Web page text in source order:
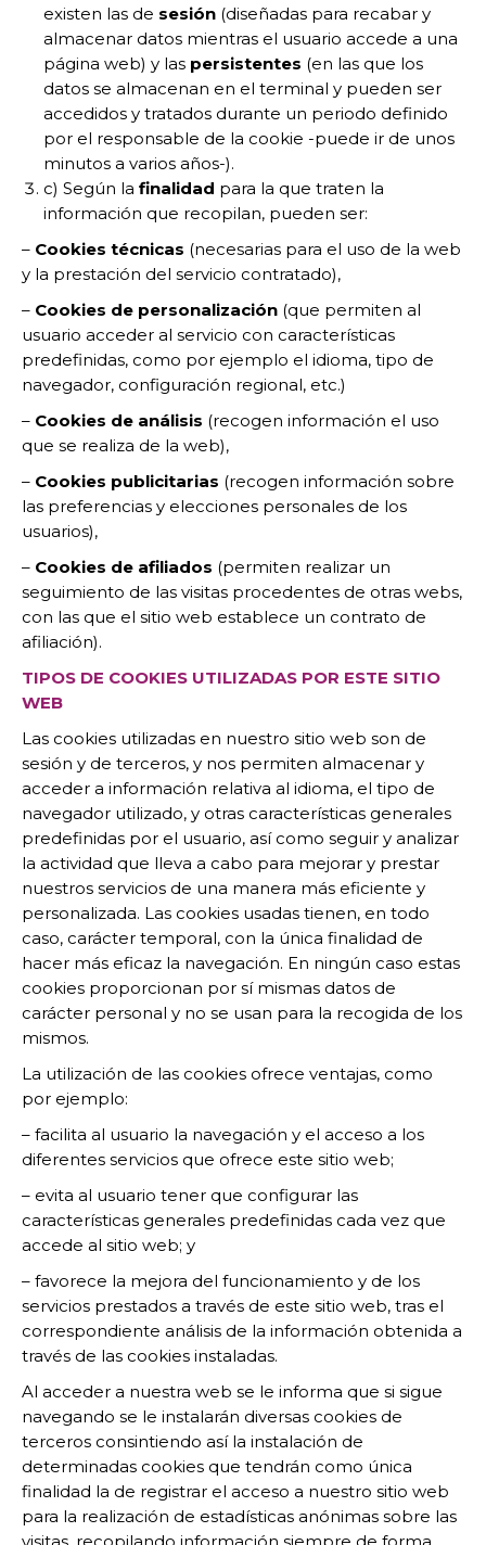
existen las de sesión (diseñadas para recabar y
almacenar datos mientras el usuario accede a una
página web) y las persistentes (en las que los
datos se almacenan en el terminal y pueden ser
accedidos y tratados durante un periodo definido
por el responsable de la cookie -puede ir de unos
minutos a varios años-).
c) Según la finalidad para la que traten la
información que recopilan, pueden ser:
– Cookies técnicas (necesarias para el uso de la web
y la prestación del servicio contratado),
– Cookies de personalización (que permiten al
usuario acceder al servicio con características
predefinidas, como por ejemplo el idioma, tipo de
navegador, configuración regional, etc.)
– Cookies de análisis (recogen información el uso
que se realiza de la web),
– Cookies publicitarias (recogen información sobre
las preferencias y elecciones personales de los
usuarios),
– Cookies de afiliados (permiten realizar un
seguimiento de las visitas procedentes de otras webs,
con las que el sitio web establece un contrato de
afiliación).
TIPOS DE COOKIES UTILIZADAS POR ESTE SITIO
WEB
Las cookies utilizadas en nuestro sitio web son de
sesión y de terceros, y nos permiten almacenar y
acceder a información relativa al idioma, el tipo de
navegador utilizado, y otras características generales
predefinidas por el usuario, así como seguir y analizar
la actividad que lleva a cabo para mejorar y prestar
nuestros servicios de una manera más eficiente y
personalizada. Las cookies usadas tienen, en todo
caso, carácter temporal, con la única finalidad de
hacer más eficaz la navegación. En ningún caso estas
cookies proporcionan por sí mismas datos de
carácter personal y no se usan para la recogida de los
mismos.
La utilización de las cookies ofrece ventajas, como
por ejemplo:
– facilita al usuario la navegación y el acceso a los
diferentes servicios que ofrece este sitio web;
– evita al usuario tener que configurar las
características generales predefinidas cada vez que
accede al sitio web; y
– favorece la mejora del funcionamiento y de los
servicios prestados a través de este sitio web, tras el
correspondiente análisis de la información obtenida a
través de las cookies instaladas.
Al acceder a nuestra web se le informa que si sigue
navegando se le instalarán diversas cookies de
terceros consintiendo así la instalación de
determinadas cookies que tendrán como única
finalidad la de registrar el acceso a nuestro sitio web
para la realización de estadísticas anónimas sobre las